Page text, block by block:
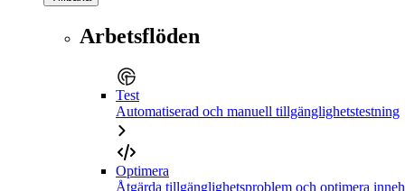
Arbetsflöden
Test
Automatiserad och manuell tillgänglighetstestning
Optimera
Åtgärda tillgänglighetsproblem och optimera